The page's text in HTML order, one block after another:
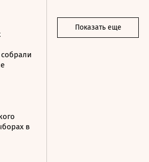
в
Показать еще